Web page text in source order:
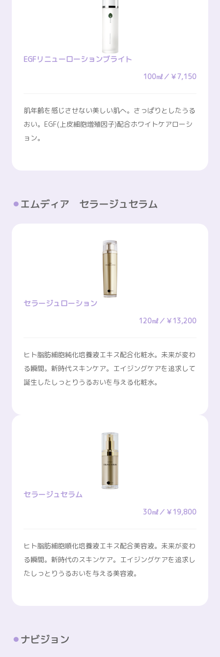
EGFリニューローションブライト
100㎖／￥7,150
肌年齢を感じさせない美しい肌へ。さっぱりとしたうる
おい。EGF(上皮細胞増殖因子)配合ホワイトケアローシ
ョン。
エムディア セラージュセラム
セラージュローション
120㎖／￥13,200
ヒト脂肪細胞純化培養液エキス配合化粧水。未来が変わ
る瞬間。新時代スキンケア。エイジングケアを追求して
誕生したしっとりうるおいを与える化粧水。
セラージュセラム
30㎖／￥19,800
ヒト脂肪細胞順化培養液エキス配合美容液。未来が変わ
る瞬間。新時代のスキンケア。エイジングケアを追求し
たしっとりうるおいを与える美容液。
ナビジョン